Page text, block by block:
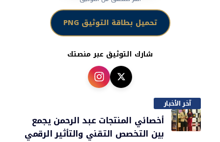
تحميل بطاقة التوثيق PNG
شارك التوثيق عبر منصتك
آخر الأخبار
أخصائي المنتجات عبد الرحمن يجمع
بين التخصص التقني والتأثير الرقمي